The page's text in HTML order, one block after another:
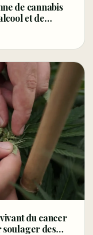
de cannabis
et de
–
du cancer
soulager des